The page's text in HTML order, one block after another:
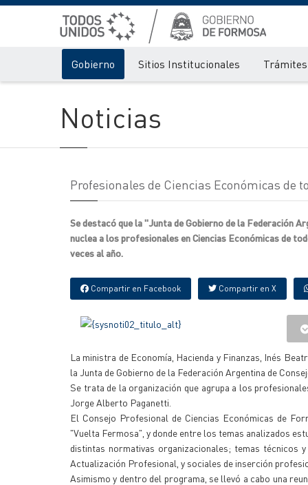
Gobierno Sitios Institucionales
Noticias
Profesionales de Ciencias Económicas de
Se destacó que la "Junta de Gobierno de la Federación
nuclea a los profesionales en Ciencias Económicas de
veces al año.
Compartir en Facebook Compartir en X
La ministra de Economía, Hacienda y Finanzas, Inés
la Junta de Gobierno de la Federación Argentina de
Se trata de la organización que agrupa a los
Jorge Alberto Paganetti.
El Consejo Profesional de Ciencias Económicas de
"Vuelta Fermosa", y donde entre los temas analizados
distintas normativas organizacionales; temas técnicos
Actualización Profesional, y sociales de inserción
Asimismo y dentro del programa, se llevó a cabo una